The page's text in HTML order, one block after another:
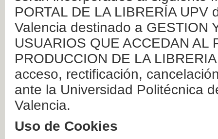
PORTAL DE LA LIBRERÍA
Valencia destinado a GESTION
USUARIOS QUE ACCEDAN AL
PRODUCCION DE LA
acceso, rectificación,
ante la Universidad Politécnica
Valencia.
Uso de Cookies